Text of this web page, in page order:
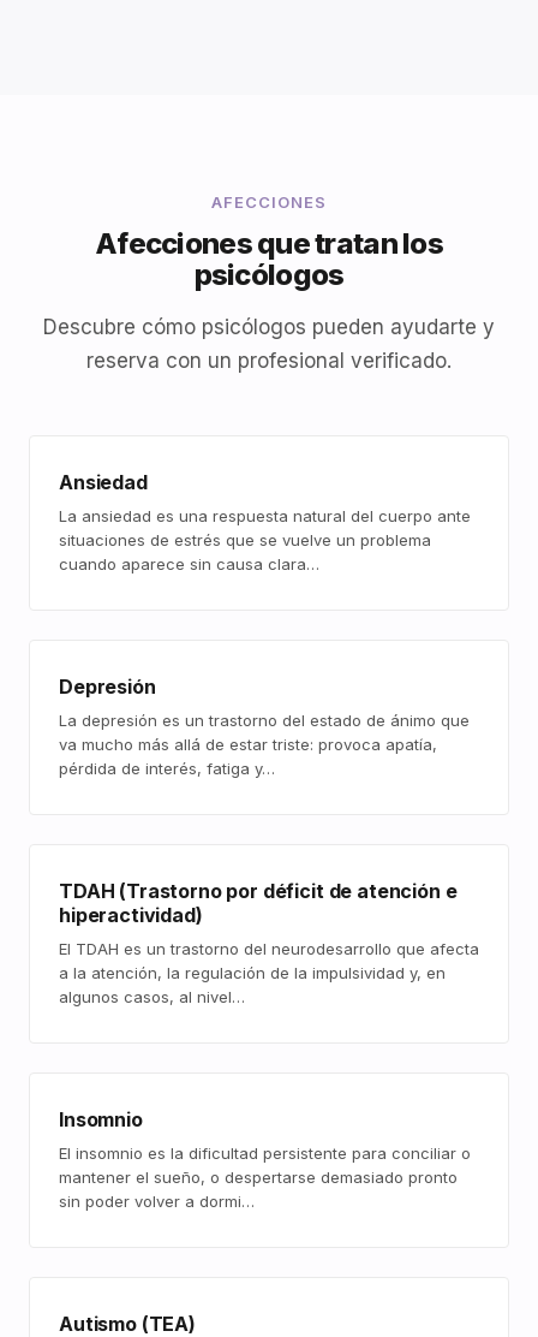
AFECCIONES
Afecciones que tratan los
psicólogos
Descubre cómo psicólogos pueden ayudarte y
reserva con un profesional verificado.
Ansiedad
La ansiedad es una respuesta natural del cuerpo ante
situaciones de estrés que se vuelve un problema
cuando aparece sin causa clara…
Depresión
La depresión es un trastorno del estado de ánimo que
va mucho más allá de estar triste: provoca apatía,
pérdida de interés, fatiga y…
TDAH (Trastorno por déficit de atención e
hiperactividad)
El TDAH es un trastorno del neurodesarrollo que afecta
a la atención, la regulación de la impulsividad y, en
algunos casos, al nivel…
Insomnio
El insomnio es la dificultad persistente para conciliar o
mantener el sueño, o despertarse demasiado pronto
sin poder volver a dormi…
Autismo (TEA)